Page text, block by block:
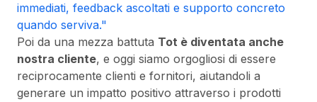
immediati, feedback ascoltati e supporto concreto
quando serviva."
Poi da una mezza battuta Tot è diventata anche
nostra cliente, e oggi siamo orgogliosi di essere
reciprocamente clienti e fornitori, aiutandoli a
generare un impatto positivo attraverso i prodotti